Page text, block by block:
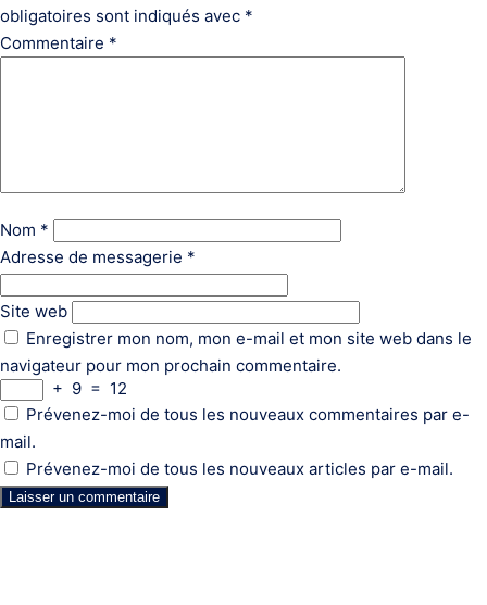
obligatoires sont indiqués avec *
Commentaire *
Nom *
Adresse de messagerie *
Site web
Enregistrer mon nom, mon e-mail et mon site web dans le
navigateur pour mon prochain commentaire.
+ 9 = 12
Prévenez-moi de tous les nouveaux commentaires par e-
mail.
Prévenez-moi de tous les nouveaux articles par e-mail.